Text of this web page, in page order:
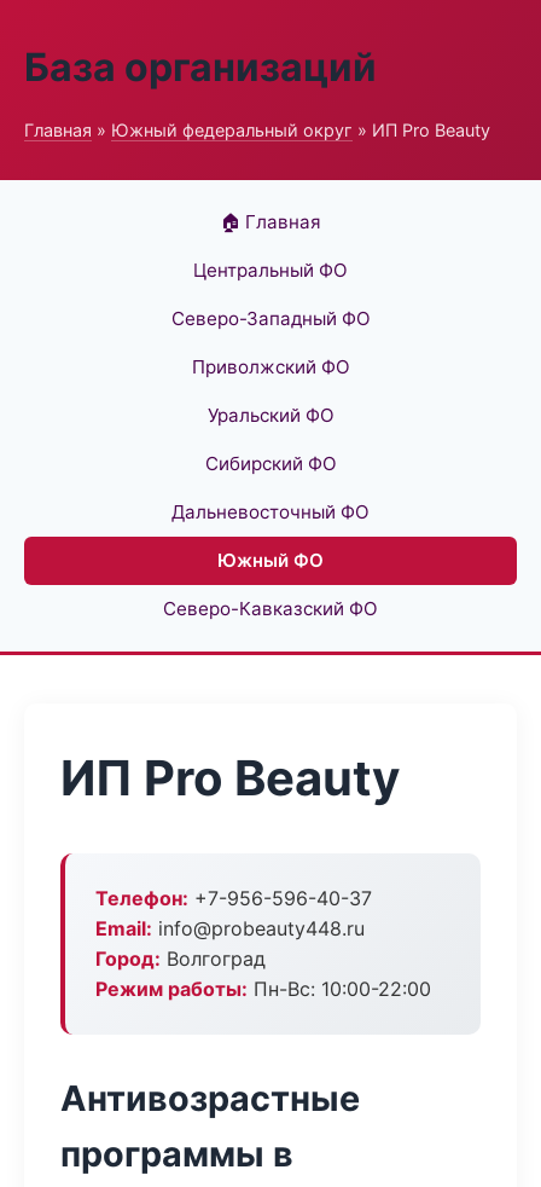
База организаций
Главная » Южный федеральный округ » ИП Pro Beauty
🏠 Главная
Центральный ФО
Северо-Западный ФО
Приволжский ФО
Уральский ФО
Сибирский ФО
Дальневосточный ФО
Южный ФО
Северо-Кавказский ФО
ИП Pro Beauty
Телефон: +7-956-596-40-37
Email: info@probeauty448.ru
Город: Волгоград
Режим работы: Пн-Вс: 10:00-22:00
Антивозрастные
программы в